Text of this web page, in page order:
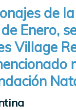
de
Enero,
Village